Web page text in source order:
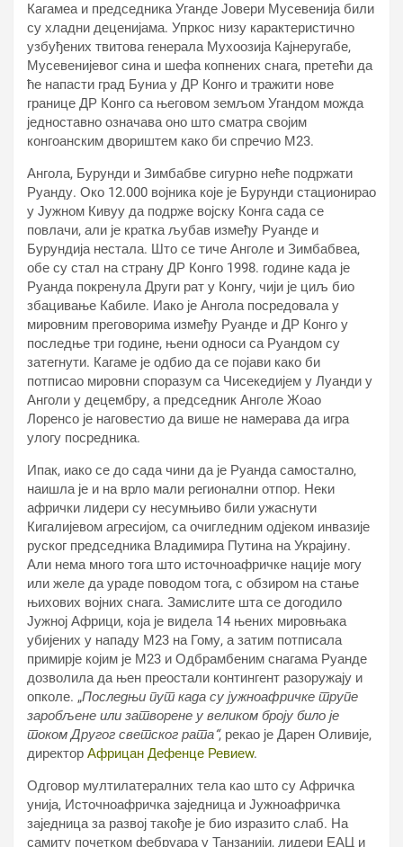
Кагамеа и председника Уганде Јовери Мусевенија били
су хладни деценијама. Упркос низу карактеристично
узбуђених твитова генерала Мухоозија Кајнеругабе,
Мусевенијевог сина и шефа копнених снага, претећи да
ће напасти град Буниа у ДР Конго и тражити нове
границе ДР Конго са његовом земљом Угандом можда
једноставно означава оно што сматра својим
конгоанским двориштем како би спречио М23.
Ангола, Бурунди и Зимбабве сигурно неће подржати
Руанду. Око 12.000 војника које је Бурунди стационирао
у Јужном Кивуу да подрже војску Конга сада се
повлачи, али је кратка љубав између Руанде и
Бурундија нестала. Што се тиче Анголе и Зимбабвеа,
обе су стал на страну ДР Конго 1998. године када је
Руанда покренула Други рат у Конгу, чији је циљ био
збацивање Кабиле. Иако је Ангола посредовала у
мировним преговорима између Руанде и ДР Конго у
последње три године, њени односи са Руандом су
затегнути. Кагаме је одбио да се појави како би
потписао мировни споразум са Чисекедијем у Луанди у
Анголи у децембру, а председник Анголе Жоао
Лоренсо је наговестио да више не намерава да игра
улогу посредника.
Ипак, иако се до сада чини да је Руанда самостално,
наишла је и на врло мали регионални отпор. Неки
афрички лидери су несумњиво били ужаснути
Кигалијевом агресијом, са очигледним одјеком инвазије
руског председника Владимира Путина на Украјину.
Али нема много тога што источноафричке нације могу
или желе да ураде поводом тога, с обзиром на стање
њихових војних снага. Замислите шта се догодило
Јужној Африци, која је видела 14 њених мировњака
убијених у нападу М23 на Гому, а затим потписала
примирје којим је М23 и Одбрамбеним снагама Руанде
дозволила да њен преостали контингент разоружају и
опколе. „Последњи пут када су јужноафричке трупе
заробљене или затворене у великом броју било је
током Другог светског рата“, рекао је Дарен Оливије,
директор Африцан Дефенце Ревиеw.
Одговор мултилатералних тела као што су Афричка
унија, Источноафричка заједница и Јужноафричка
заједница за развој такође је био изразито слаб. На
самиту почетком фебруара у Танзанији, лидери ЕАЦ и